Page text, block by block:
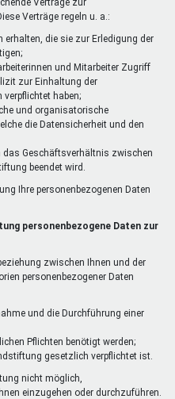
Verträge regeln u. a.:
die sie zur Erledigung der
und Mitarbeiter Zugriff
zur Einhaltung der
haben;
und organisatorische
die Datensicherheit und den
Geschäftsverhältnis zwischen
beendet wird.
Ihre personenbezogenen Daten
personenbezogene Daten zur
zwischen Ihnen und der
personenbezogener Daten
und die Durchführung einer
Pflichten benötigt werden;
gesetzlich verpflichtet ist.
nicht möglich,
einzugehen oder durchzuführen.